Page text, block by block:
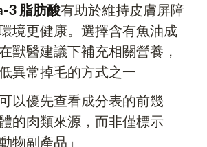
3 脂肪酸有助於維持皮膚屏障
境更健康。選擇含有魚油成
獸醫建議下補充相關營養，
異常掉毛的方式之一
以優先查看成分表的前幾
的肉類來源，而非僅標示
物副產品」